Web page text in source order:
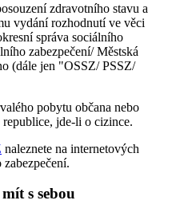
zdravotního stavu a
vydání rozhodnutí ve věci
správa sociálního
zabezpečení/ Městská
(dále jen "OSSZ/ PSSZ/
pobytu občana nebo
jde-li o cizince.
naleznete na internetových
s sebou